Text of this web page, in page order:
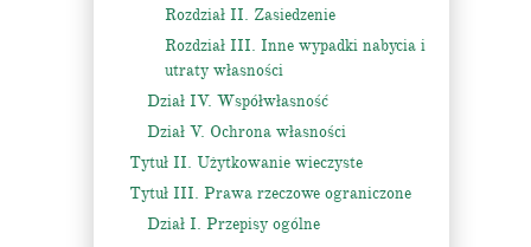
Rozdział II. Zasiedzenie
Rozdział III. Inne wypadki nabycia i
utraty własności
Dział IV. Współwłasność
Dział V. Ochrona własności
Tytuł II. Użytkowanie wieczyste
Tytuł III. Prawa rzeczowe ograniczone
Dział I. Przepisy ogólne